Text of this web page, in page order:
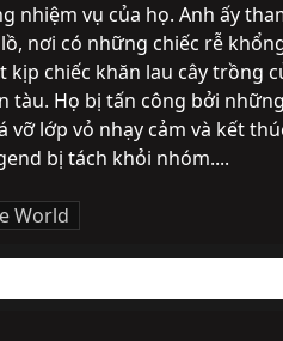
nhiệm vụ của họ. Anh ấy
nơi có những chiếc rễ
chiếc khăn lau cây trồng
tàu. Họ bị tấn công bởi
vỡ lớp vỏ nhạy cảm và kết
bị tách khỏi nhóm....
World